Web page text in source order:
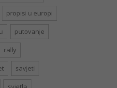
propisi u europi
putovanje
rally
savjeti